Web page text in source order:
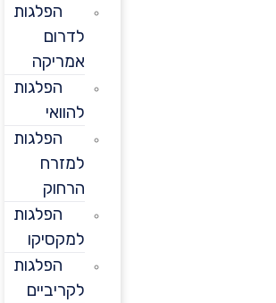
הפלגות
לדרום
אמריקה
הפלגות
הפלגות
למזרח
הרחוק
הפלגות
למקסיקו
הפלגות
לקריביים